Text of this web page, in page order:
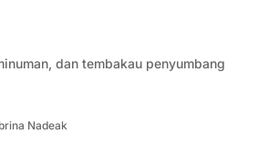
dan tembakau penyumbang
Nadeak